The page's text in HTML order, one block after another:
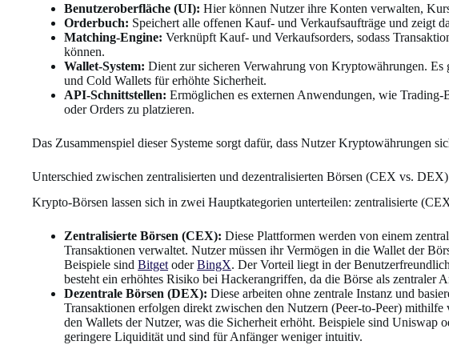
Benutzeroberfläche (UI): Hier können Nutzer ihre Konten verwalten,
Orderbuch: Speichert alle offenen Kauf- und Verkaufsaufträge und zeigt
Matching-Engine: Verknüpft Kauf- und Verkaufsorders, sodass
können.
Wallet-System: Dient zur sicheren Verwahrung von Kryptowährungen. Es
und Cold Wallets für erhöhte Sicherheit.
API-Schnittstellen: Ermöglichen es externen Anwendungen, wie
oder Orders zu platzieren.
Das Zusammenspiel dieser Systeme sorgt dafür, dass Nutzer Kryptowährungen
Unterschied zwischen zentralisierten und dezentralisierten Börsen (CEX vs. DEX)
Krypto-Börsen lassen sich in zwei Hauptkategorien unterteilen: zentralisierte
Zentralisierte Börsen (CEX): Diese Plattformen werden von einem
Transaktionen verwaltet. Nutzer müssen ihr Vermögen in die Wallet der
Beispiele sind BitgetoderBingX. Der Vorteil liegt in der
besteht ein erhöhtes Risiko bei Hackerangriffen, da die Börse als zentraler
Dezentrale Börsen (DEX): Diese arbeiten ohne zentrale Instanz und
Transaktionen erfolgen direkt zwischen den Nutzern (Peer-to-Peer) mithilfe
den Wallets der Nutzer, was die Sicherheit erhöht. Beispiele sind Uniswap
geringere Liquidität und sind für Anfänger weniger intuitiv.